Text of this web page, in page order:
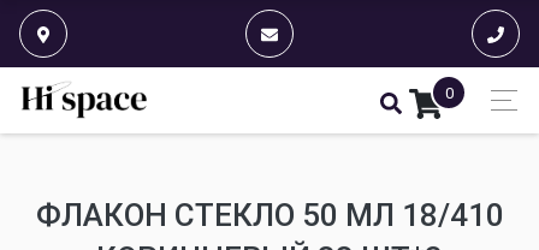
0
ФЛАКОН СТЕКЛО 50 МЛ 18/410